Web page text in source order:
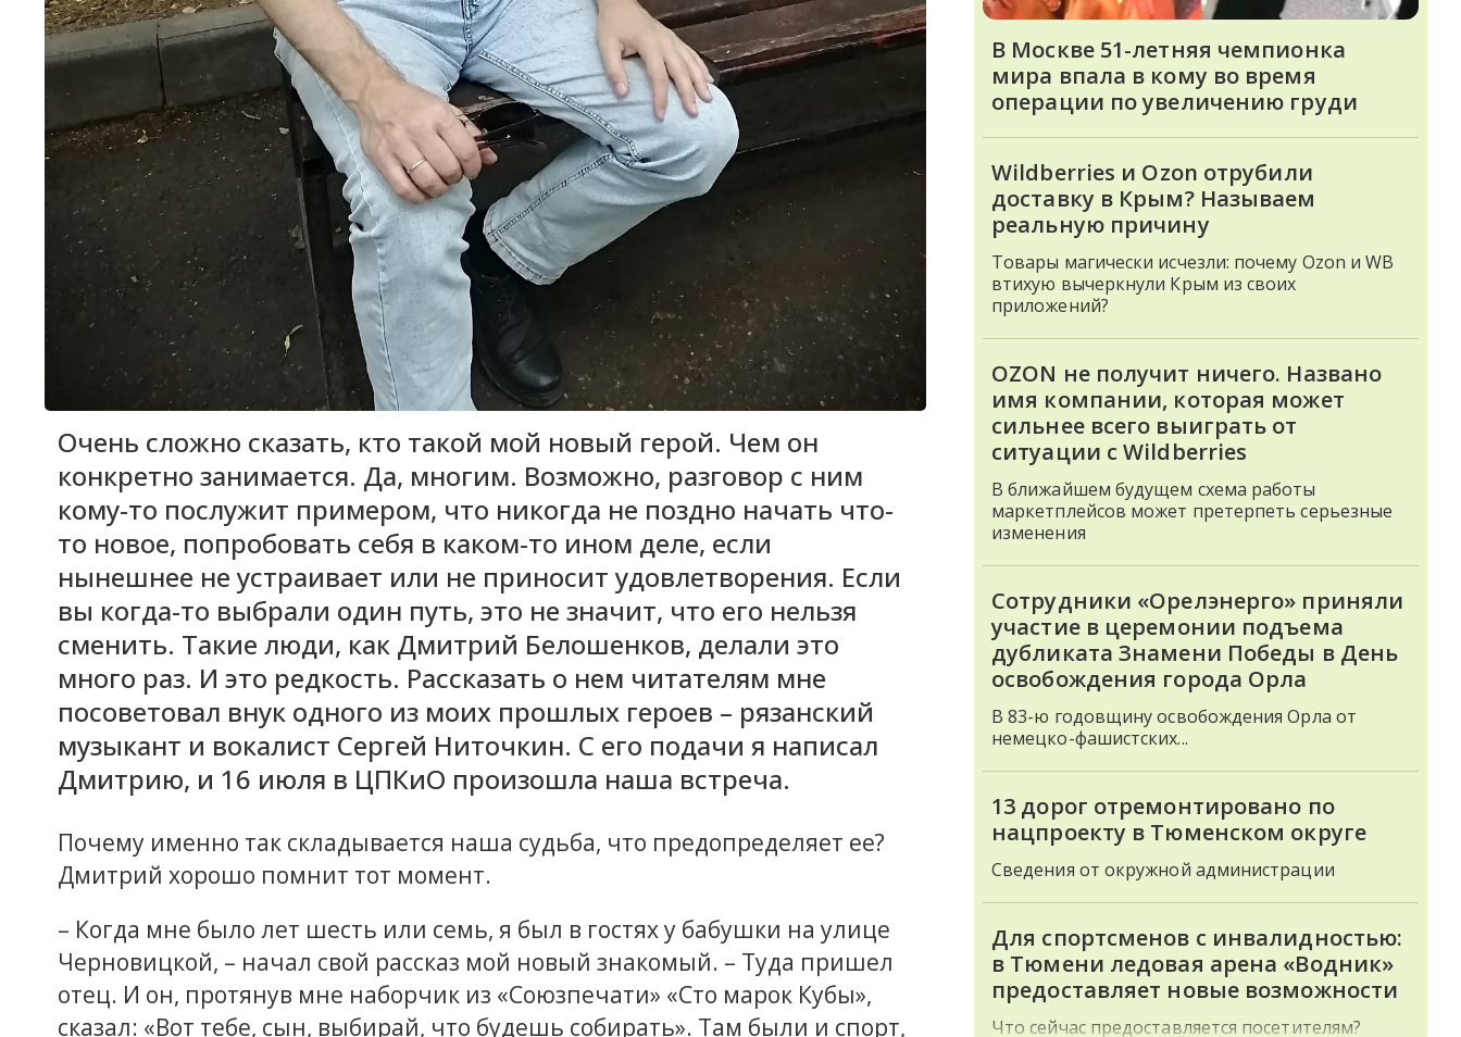
Очень сложно сказать, кто такой мой новый герой. Чем он
конкретно занимается. Да, многим. Возможно, разговор с ним
кому-то послужит примером, что никогда не поздно начать что-
то новое, попробовать себя в каком-то ином деле, если
нынешнее не устраивает или не приносит удовлетворения. Если
вы когда-то выбрали один путь, это не значит, что его нельзя
сменить. Такие люди, как Дмитрий Белошенков, делали это
много раз. И это редкость. Рассказать о нем читателям мне
посоветовал внук одного из моих прошлых героев – рязанский
музыкант и вокалист Сергей Ниточкин. С его подачи я написал
Дмитрию, и 16 июля в ЦПКиО произошла наша встреча.
Почему именно так складывается наша судьба, что предопределяет ее?
Дмитрий хорошо помнит тот момент.
– Когда мне было лет шесть или семь, я был в гостях у бабушки на улице
Черновицкой, – начал свой рассказ мой новый знакомый. – Туда пришел
отец. И он, протянув мне наборчик из «Союзпечати» «Сто марок Кубы»,
сказал: «Вот тебе, сын, выбирай, что будешь собирать». Там были и спорт,
В Москве 51-летняя чемпионка
мира впала в кому во время
операции по увеличению груди
Wildberries и Ozon отрубили
доставку в Крым? Называем
реальную причину
Товары магически исчезли: почему Ozon и WB
втихую вычеркнули Крым из своих
приложений?
OZON не получит ничего. Названо
имя компании, которая может
сильнее всего выиграть от
ситуации с Wildberries
В ближайшем будущем схема работы
маркетплейсов может претерпеть серьезные
изменения
Сотрудники «Орелэнерго» приняли
участие в церемонии подъема
дубликата Знамени Победы в День
освобождения города Орла
В 83-ю годовщину освобождения Орла от
немецко-фашистских...
13 дорог отремонтировано по
нацпроекту в Тюменском округе
Сведения от окружной администрации
Для спортсменов с инвалидностью:
в Тюмени ледовая арена «Водник»
предоставляет новые возможности
Что сейчас предоставляется посетителям?